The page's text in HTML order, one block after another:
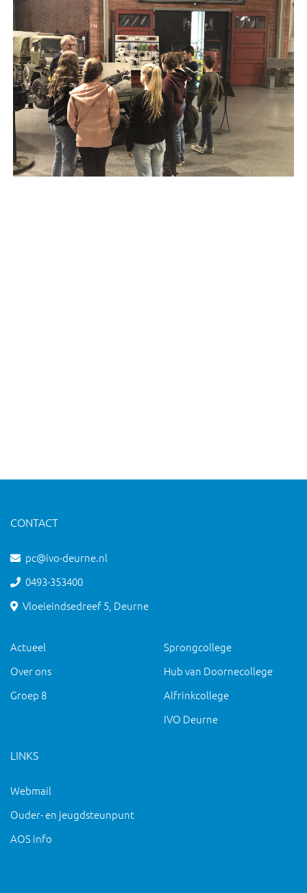
CONTACT
pc@ivo-deurne.nl
0493-353400
Vloeieindsedreef 5, Deurne
Actueel
Over ons
Groep 8
Sprongcollege
Hub van Doornecollege
Alfrinkcollege
IVO Deurne
LINKS
Webmail
Ouder- en jeugdsteunpunt
AOS info